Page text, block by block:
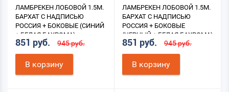
ЛАМБРЕКЕН ЛОБОВОЙ 1.5М.
БАРХАТ С НАДПИСЬЮ
РОССИЯ + БОКОВЫЕ (СИНИЙ
+ БЕЛАЯ БАХРОМА)
851 руб. 945 руб.
В корзину
ЛАМБРЕКЕН ЛОБОВОЙ 1.5М.
БАРХАТ С НАДПИСЬЮ
РОССИЯ + БОКОВЫЕ
(ЧЕРНЫЙ + БЕЛАЯ БАХРОМА)
851 руб. 945 руб.
В корзину